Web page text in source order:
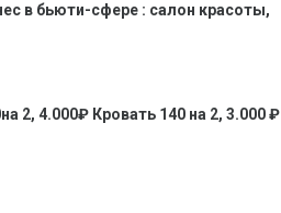
в бьюти-сфере : салон красоты,
2, 4.000₽ Кровать 140 на 2, 3.000 ₽